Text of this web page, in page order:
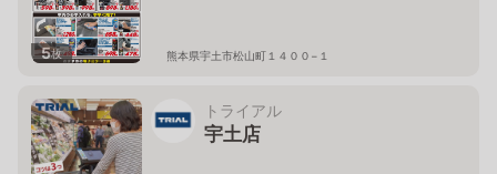
5枚 熊本県宇土市松山町１４００−１
トライアル
宇土店